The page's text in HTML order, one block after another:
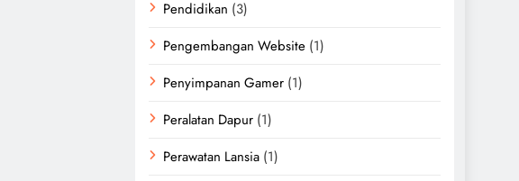
Pendidikan (3)
Pengembangan Website (1)
Penyimpanan Gamer (1)
Peralatan Dapur (1)
Perawatan Lansia (1)